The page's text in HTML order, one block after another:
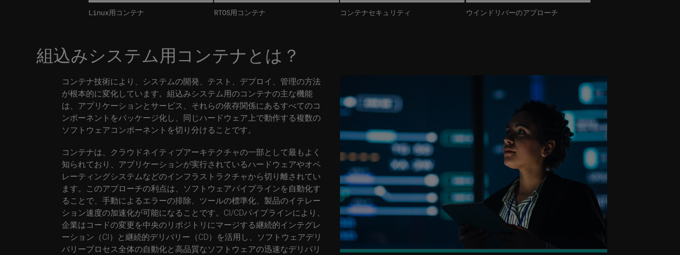
Linux用コンテナ RTOS用コンテナ コンテナセキュリティ ウインドリバーのアプローチ
組込みシステム用コンテナとは？
コンテナ技術により、システムの開発、テスト、デプロイ、管理の方法
が根本的に変化しています。組込みシステム用のコンテナの主な機能
は、アプリケーションとサービス、それらの依存関係にあるすべてのコ
ンポーネントをパッケージ化し、同じハードウェア上で動作する複数の
ソフトウェアコンポーネントを切り分けることです。
コンテナは、クラウドネイティブアーキテクチャの一部として最もよく
知られており、アプリケーションが実行されているハードウェアやオペ
レーティングシステムなどのインフラストラクチャから切り離されてい
ます。このアプローチの利点は、ソフトウェアパイプラインを自動化す
ることで、手動によるエラーの排除、ツールの標準化、製品のイテレー
ション速度の加速化が可能になることです。CI/CDパイプラインにより、
企業はコードの変更を中央のリポジトリにマージする継続的インテグレ
ーション（CI）と継続的デリバリー（CD）を活用し、ソフトウェアデリ
バリープロセス全体の自動化と高品質なソフトウェアの迅速なデリバリ